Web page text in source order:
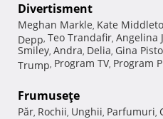
Divertisment
Meghan Markle, Kate
Depp, Teo Trandafir, Angelina
Smiley, Andra, Delia, Gina
Trump, Program TV, Program
Frumuseţe
Păr, Rochii, Unghii, Parfumuri,